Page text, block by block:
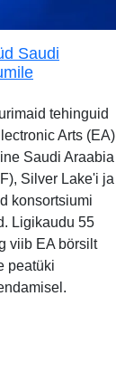
Saudi
tehinguid
Arts (EA)
Saudi Araabia
Silver Lake'i ja
konsortsiumi
Ligikaudu 55
viib EA börsilt
peatüki